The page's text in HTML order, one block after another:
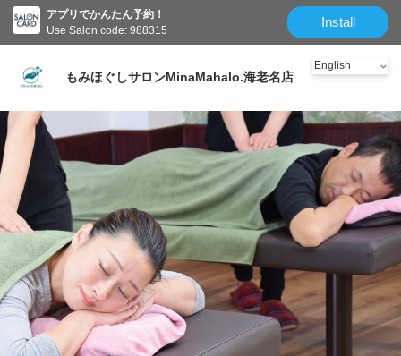
アプリでかんたん予約！
Use Salon code: 988315
Install
クーポン メニュー スタッフ Salon information Reviews
もみほぐしサロンMinaMahalo.海老名店